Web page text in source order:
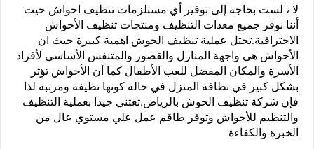
لا ، لست بحاجة إلى توفير أي مستلزمات تنظيف احواش حيث
أننا نوفر جميع معدات التنظيف ومنتجات تنظيف الأحواش
الاحترافية.تحتل عملية تنظيف الحوش اهمية كبيرة حيث ان
الأحواش هي واجهة المنازل والقصور والمتنفس الأساسي لأفراد
الأسرة والمكان المفضل للعب الأطفال كما أن الأحواش تؤثر
بشكل كبير في نظافة المنزل في حالة كونها نظيفة ومرتبة لذا
فإن شركة تنظيف الحوش بالرياض.تعتني جيدا بعملية التنظيف
والتنظيم للأحواش وتوفر طاقم عمل علي مستوي عال من
الخبرة والكفاءة